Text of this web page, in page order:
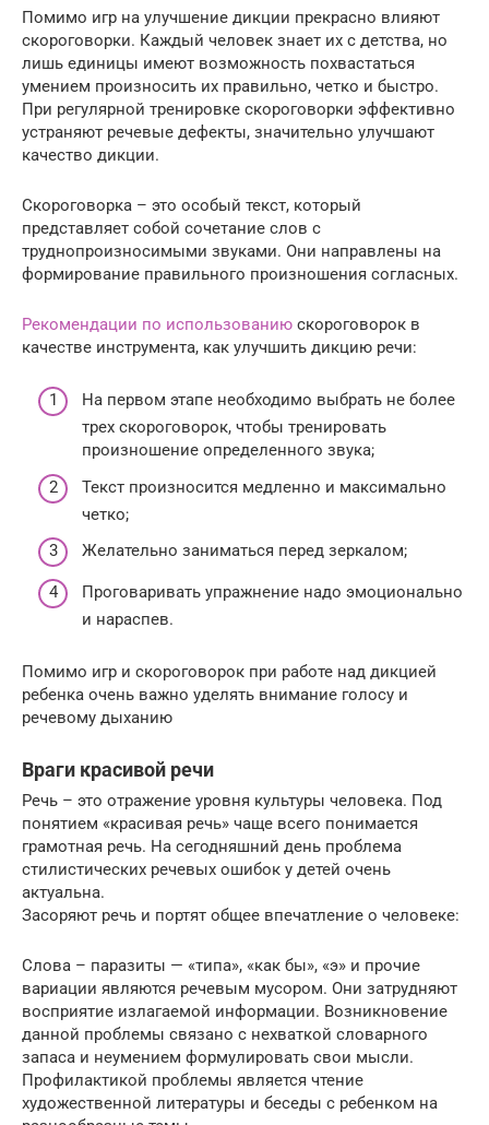
Помимо игр на улучшение дикции прекрасно влияют
скороговорки. Каждый человек знает их с детства, но
лишь единицы имеют возможность похвастаться
умением произносить их правильно, четко и быстро.
При регулярной тренировке скороговорки эффективно
устраняют речевые дефекты, значительно улучшают
качество дикции.
Скороговорка – это особый текст, который
представляет собой сочетание слов с
труднопроизносимыми звуками. Они направлены на
формирование правильного произношения согласных.
Рекомендации по использованию скороговорок в
качестве инструмента, как улучшить дикцию речи:
На первом этапе необходимо выбрать не более
трех скороговорок, чтобы тренировать
произношение определенного звука;
Текст произносится медленно и максимально
четко;
Желательно заниматься перед зеркалом;
Проговаривать упражнение надо эмоционально
и нараспев.
Помимо игр и скороговорок при работе над дикцией
ребенка очень важно уделять внимание голосу и
речевому дыханию
Враги красивой речи
Речь – это отражение уровня культуры человека. Под
понятием «красивая речь» чаще всего понимается
грамотная речь. На сегодняшний день проблема
стилистических речевых ошибок у детей очень
актуальна.
Засоряют речь и портят общее впечатление о человеке:
Слова – паразиты — «типа», «как бы», «э» и прочие
вариации являются речевым мусором. Они затрудняют
восприятие излагаемой информации. Возникновение
данной проблемы связано с нехваткой словарного
запаса и неумением формулировать свои мысли.
Профилактикой проблемы является чтение
художественной литературы и беседы с ребенком на